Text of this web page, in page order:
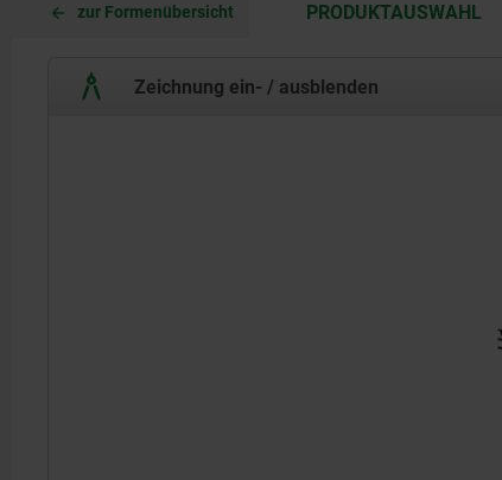
zur Formenübersicht PRODUKTAUSWAHL
Zeichnung ein- / ausblenden